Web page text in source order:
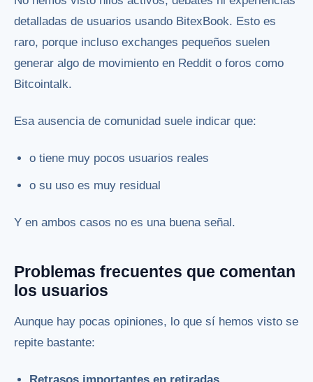
detalladas de usuarios usando BitexBook. Esto es
raro, porque incluso exchanges pequeños suelen
generar algo de movimiento en Reddit o foros como
Bitcointalk.
Esa ausencia de comunidad suele indicar que:
o tiene muy pocos usuarios reales
o su uso es muy residual
Y en ambos casos no es una buena señal.
Problemas frecuentes que comentan
los usuarios
Aunque hay pocas opiniones, lo que sí hemos visto se
repite bastante: